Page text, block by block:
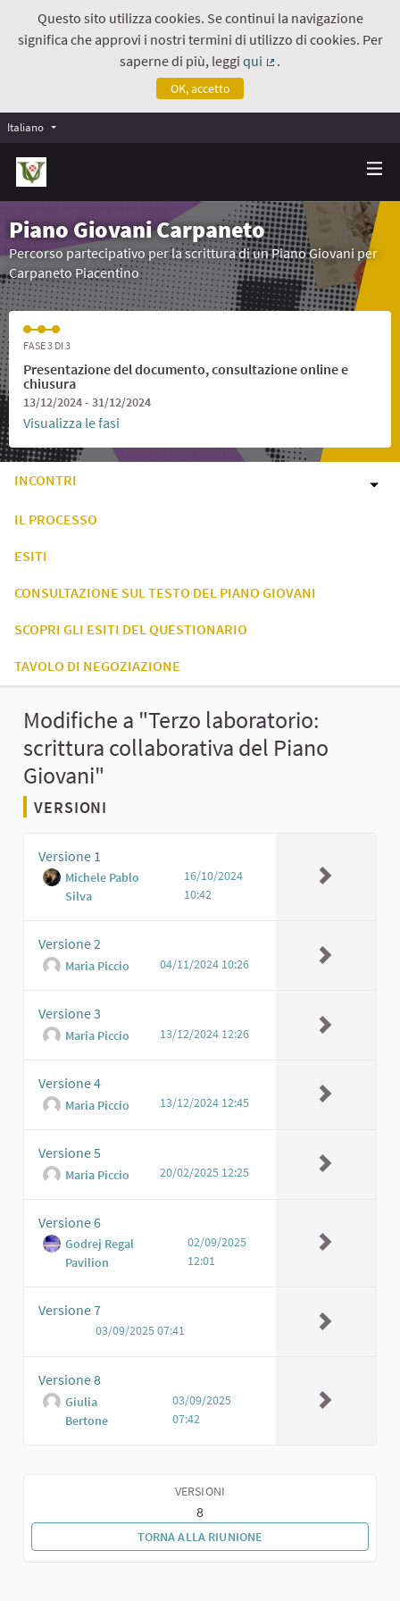
Questo sito utilizza cookies. Se continui la navigazione
significa che approvi i nostri termini di utilizzo di cookies. Per
saperne di più, leggiqui
.
OK, accetto
Italiano
Piano Giovani Carpaneto
Percorso partecipativo per la scrittura di un Piano Giovani per
Carpaneto Piacentino
FASE 3 DI 3
Presentazione del documento, consultazione online e
chiusura
13/12/2024 - 31/12/2024
Visualizza le fasi
INCONTRI
IL PROCESSO
ESITI
CONSULTAZIONE SUL TESTO DEL PIANO GIOVANI
SCOPRI GLI ESITI DEL QUESTIONARIO
TAVOLO DI NEGOZIAZIONE
Modifiche a "Terzo laboratorio:
scrittura collaborativa del Piano
Giovani"
VERSIONI
Versione 1
Michele Pablo
Silva
16/10/2024
10:42
Versione 2
Maria Piccio 04/11/2024 10:26
Versione 3
Maria Piccio 13/12/2024 12:26
Versione 4
Maria Piccio 13/12/2024 12:45
Versione 5
Maria Piccio 20/02/2025 12:25
Versione 6
Godrej Regal
Pavilion
02/09/2025
12:01
Versione 7
03/09/2025 07:41
Versione 8
Giulia
Bertone
03/09/2025
07:42
VERSIONI
8
TORNA ALLA RIUNIONE